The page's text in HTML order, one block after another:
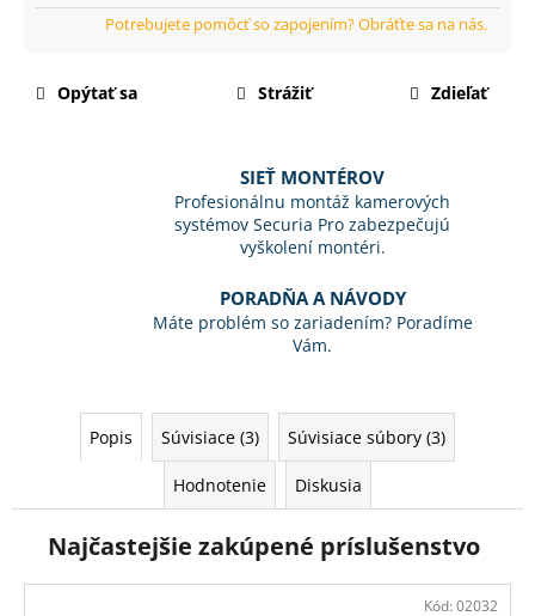
Opýtať sa Strážiť Zdieľať
SIEŤ MONTÉROV
Profesionálnu montáž kamerových
systémov Securia Pro zabezpečujú
vyškolení montéri.
PORADŇA A NÁVODY
Máte problém so zariadením? Poradíme
Vám.
Popis Súvisiace (3) Súvisiace súbory (3)
Hodnotenie Diskusia
Najčastejšie zakúpené príslušenstvo
Kód: 02032